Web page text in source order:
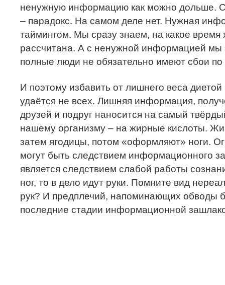
ненужную информацию как можно дольше.
– парадокс. На самом деле нет. Нужная
таймингом. Мы сразу знаем, на какое время
рассчитана. А с ненужной информацией мы
полные люди не обязательно имеют сбои
И поэтому избавить от лишнего веса
удаётся не всех. Лишняя информация,
друзей и подруг наносится на самый
нашему организму – на жирные кислоты.
затем ягодицы, потом «оформляют» ноги.
могут быть следствием информационного
является следствием слабой работы
ног, то в дело идут руки. Помните вид
рук? И предплечий, напоминающих обводы
последние стадии информационной